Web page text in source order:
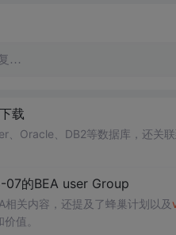
…
载
、Oracle、DB2等数据库，还关
的BEA user Group
相关内容，还提及了蜂巢计划以及
价值。